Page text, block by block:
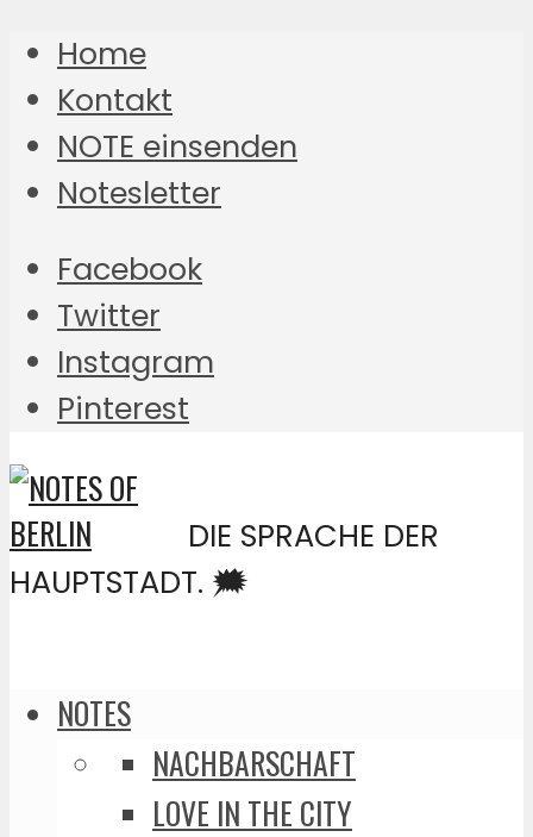
Home
Kontakt
NOTE einsenden
Notesletter
Facebook
Twitter
Instagram
Pinterest
DIE SPRACHE DER
HAUPTSTADT. 🗯️
NOTES
NACHBARSCHAFT
LOVE IN THE CITY